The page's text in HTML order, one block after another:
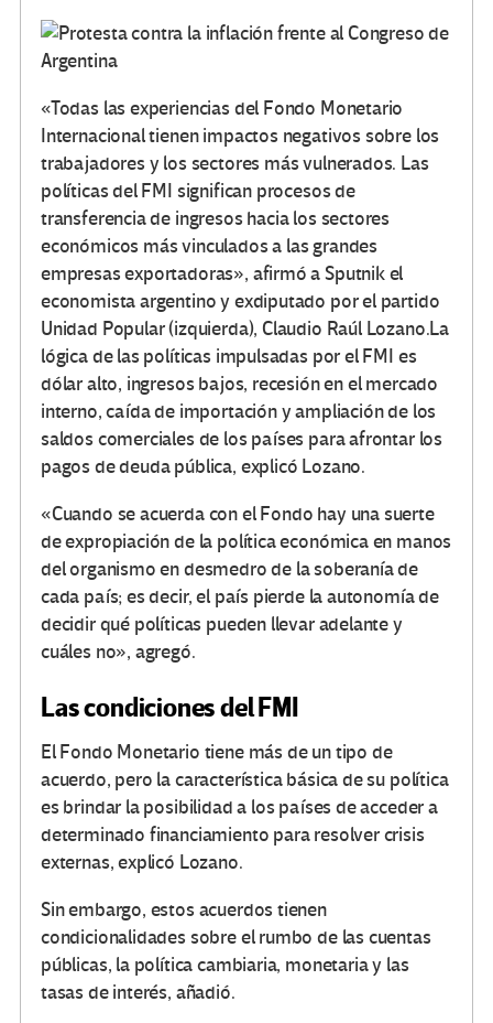
«Todas las experiencias del Fondo Monetario
Internacional tienen impactos negativos sobre los
trabajadores y los sectores más vulnerados. Las
políticas del FMI significan procesos de
transferencia de ingresos hacia los sectores
económicos más vinculados a las grandes
empresas exportadoras», afirmó a Sputnik el
economista argentino y exdiputado por el partido
Unidad Popular (izquierda), Claudio Raúl Lozano.La
lógica de las políticas impulsadas por el FMI es
dólar alto, ingresos bajos, recesión en el mercado
interno, caída de importación y ampliación de los
saldos comerciales de los países para afrontar los
pagos de deuda pública, explicó Lozano.
«Cuando se acuerda con el Fondo hay una suerte
de expropiación de la política económica en manos
del organismo en desmedro de la soberanía de
cada país; es decir, el país pierde la autonomía de
decidir qué políticas pueden llevar adelante y
cuáles no», agregó.
Las condiciones del FMI
El Fondo Monetario tiene más de un tipo de
acuerdo, pero la característica básica de su política
es brindar la posibilidad a los países de acceder a
determinado financiamiento para resolver crisis
externas, explicó Lozano.
Sin embargo, estos acuerdos tienen
condicionalidades sobre el rumbo de las cuentas
públicas, la política cambiaria, monetaria y las
tasas de interés, añadió.